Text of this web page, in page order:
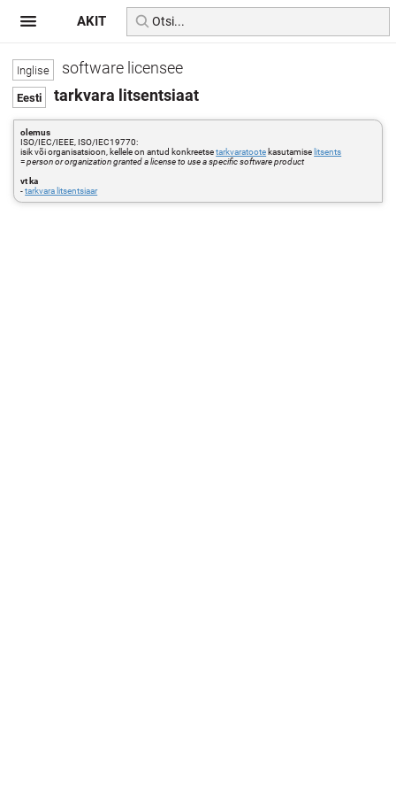
software licensee
tarkvara litsentsiaat
olemus
ISO/IEC/IEEE, ISO/IEC19770:
isik või organisatsioon, kellele on antud konkreetsetarkvaratoote kasutamise litsents
=person or organization granted a license to use a specific software product
vt ka
-tarkvara litsentsiaar
AKIT